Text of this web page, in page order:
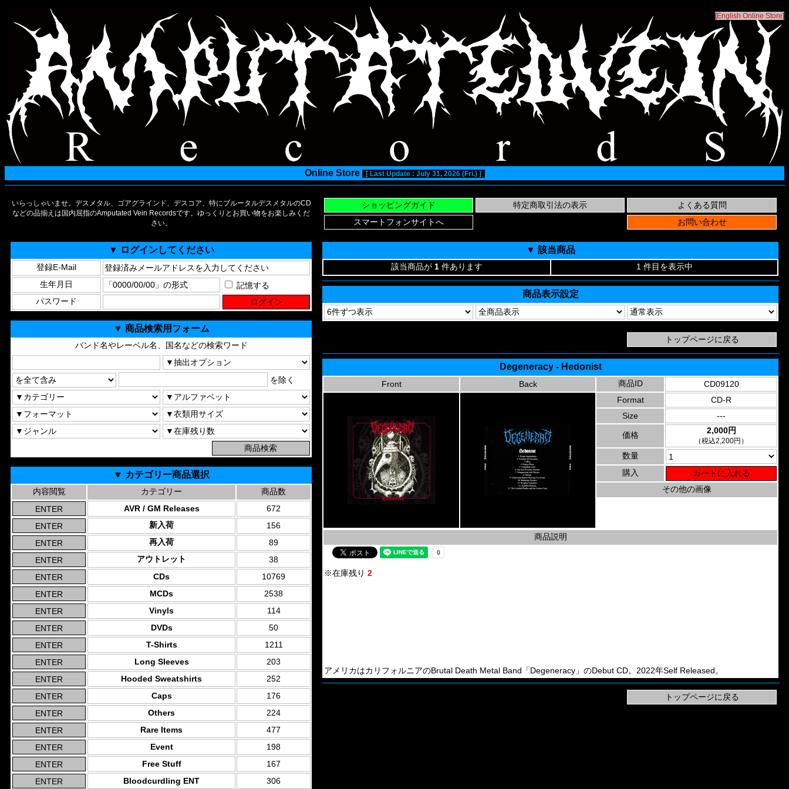
[English Online Store]
Online Store [ Last Update : July 31, 2026 (Fri.) ]
いらっしゃいませ。デスメタル、ゴアグラインド、デスコア、特にブルータルデスメタルのCD
などの品揃えは国内屈指のAmputated Vein Recordsです。ゆっくりとお買い物をお楽しみくだ
さい。
▼ ログインしてください
登録E-Mail
生年月日
記憶する
パスワード
▼ 商品検索用フォーム
バンド名やレーベル名、国名などの検索ワード
を除く
▼ カテゴリー商品選択
内容閲覧 カテゴリー
商品数
AVR / GM Releases
672
新入荷
156
再入荷
89
アウトレット
38
CDs
10769
MCDs
2538
Vinyls
114
DVDs
50
T-Shirts
1211
Long Sleeves
203
Hooded Sweatshirts
252
Caps
176
Others
224
Rare Items
477
Event
198
Free Stuff
167
Bloodcurdling ENT
306
▼ 該当商品
該当商品が 1 件あります 1 件目を表示中
商品表示設定
Degeneracy - Hedonist
Front Back 商品ID
CD09120
Format
CD-R
Size
---
価格 2,000円
（税込2,200円）
数量
購入
その他の画像
商品説明
※在庫残り 2
アメリカはカリフォルニアのBrutal Death Metal Band「Degeneracy」のDebut CD。2022年Self Released。